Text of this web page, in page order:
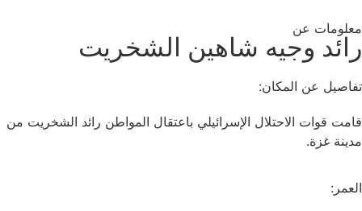
معلومات عن
رائد وجيه شاهين الشخريت
تفاصيل عن المكان:
قامت قوات الاحتلال الإسرائيلي باعتقال المواطن رائد الشخريت من
مدينة غزة.
العمر: